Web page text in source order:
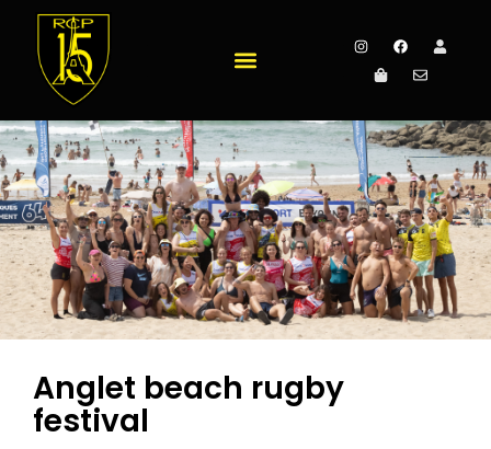
Anglet beach rugby
festival